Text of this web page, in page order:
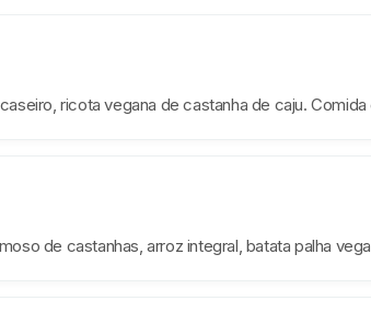
ricota vegana de castanha de caju.
de castanhas, arroz integral, batata palha